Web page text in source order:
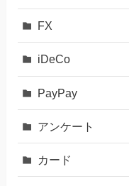
FX
iDeCo
PayPay
アンケート
カード